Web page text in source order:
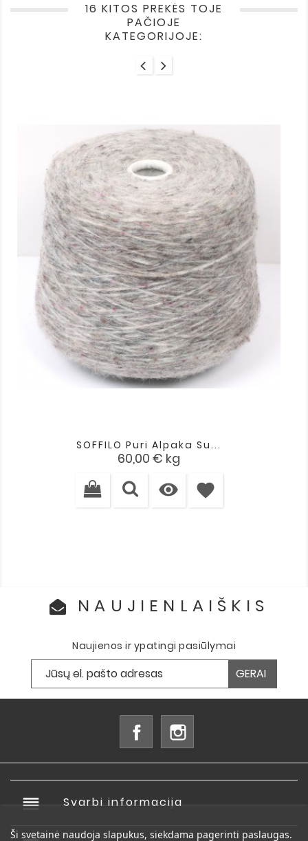
16 KITOS PREKĖS TOJE
PAČIOJE
KATEGORIJOJE:
SOFFILO Puri Alpaka Su...
Kaina
60,00 € kg
 favorite
NAUJIENLAIŠKIS
Naujienos ir ypatingi pasiūlymai
Facebook
reorder Svarbi informacija
Ši svetainė naudoja slapukus, siekdama pagerinti paslaugas.